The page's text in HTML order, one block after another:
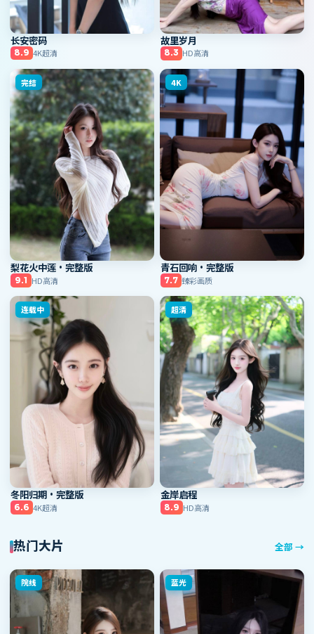
长安密码
8.9 4K超清
故里岁月
8.3 HD高清
完结
梨花火中莲·完整版
9.1 HD高清
4K
青石回响·完整版
7.7 臻彩画质
连载中
冬阳归期·完整版
6.6 4K超清
超清
金岸启程
8.9 HD高清
热门大片 全部 →
院线 蓝光